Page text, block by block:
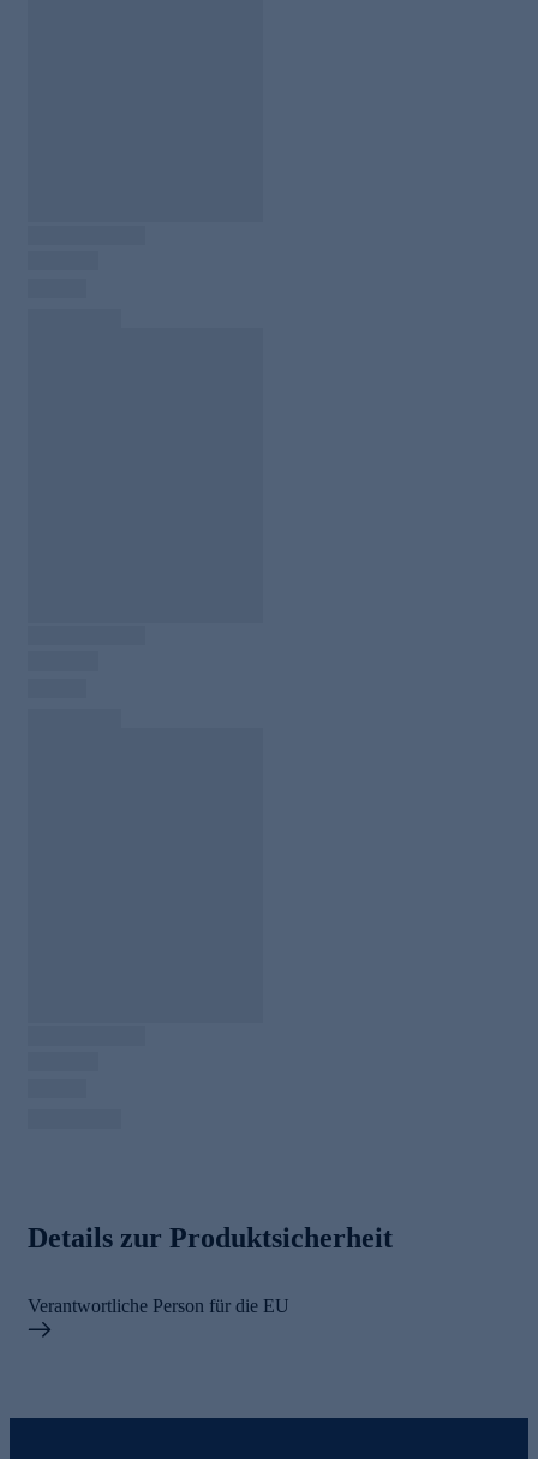
Details zur Produktsicherheit
Verantwortliche Person für die EU